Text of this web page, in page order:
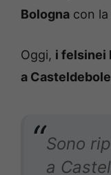
Bologna con
Oggi, i felsinei
a Casteldebole
Sono
a